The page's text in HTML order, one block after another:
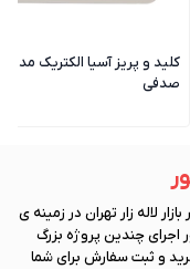
کلید و پریز آسیا الکتریک مدل
صدفی
بازار لاله زار تهران در زمینه ی
اجرای چندین پروژه بزرگ
نمودن خرید و ثبت سفارش برای شما